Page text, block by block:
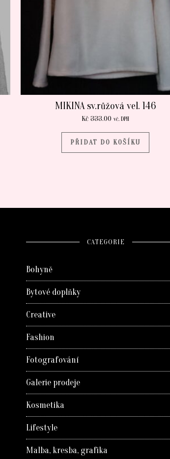
MIKINA sv.růžová vel. 146
Kč 333.00 vč. DPH
PŘIDAT DO KOŠÍKU
CATEGORIE
Bohyně
Bytové doplňky
Creative
Fashion
Fotografování
Galerie prodeje
Kosmetika
Lifestyle
Malba, kresba, grafika